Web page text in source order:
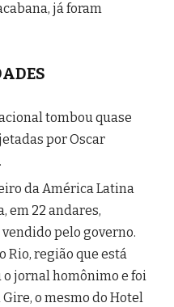
já foram
tombou quase
por Oscar
da América Latina
em 22 andares,
pelo governo.
Rio, região que está
jornal homônimo e foi
o mesmo do Hotel